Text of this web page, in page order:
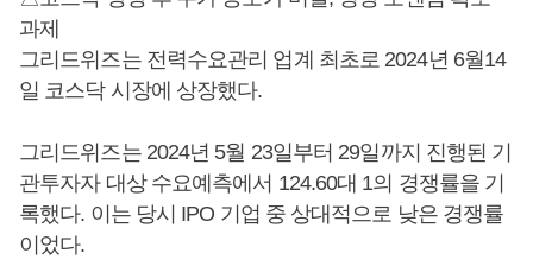
과제
그리드위즈는 전력수요관리 업계 최초로 2024년 6월14
일 코스닥 시장에 상장했다.
그리드위즈는 2024년 5월 23일부터 29일까지 진행된 기
관투자자 대상 수요예측에서 124.60대 1의 경쟁률을 기
록했다. 이는 당시 IPO 기업 중 상대적으로 낮은 경쟁률
이었다.